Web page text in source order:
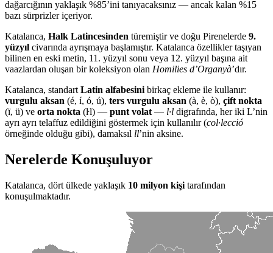
dağarcığının yaklaşık %85’ini tanıyacaksınız — ancak kalan %15
bazı sürprizler içeriyor.
Katalanca, Halk Latincesinden türemiştir ve doğu Pirenelerde 9.
yüzyıl civarında ayrışmaya başlamıştır. Katalanca özellikler taşıyan
bilinen en eski metin, 11. yüzyıl sonu veya 12. yüzyıl başına ait
vaazlardan oluşan bir koleksiyon olan Homilies d’Organyà’dır.
Katalanca, standart Latin alfabesini birkaç ekleme ile kullanır:
vurgulu aksan (é, í, ó, ú), ters vurgulu aksan (à, è, ò), çift nokta
(ï, ü) ve orta nokta (ŀl) — punt volat — l·l digrafında, her iki L’nin
ayrı ayrı telaffuz edildiğini göstermek için kullanılır (col·lecció
örneğinde olduğu gibi), damaksıl ll’nin aksine.
Nerelerde Konuşuluyor
Katalanca, dört ülkede yaklaşık 10 milyon kişi tarafından
konuşulmaktadır.